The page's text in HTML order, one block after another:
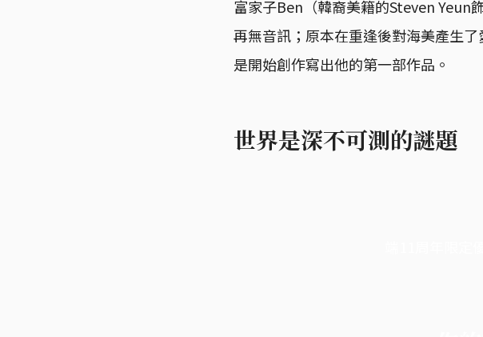
富家子Ben（韓裔美籍的Steven Yeun
再無音訊；原本在重逢後對海美產生
是開始創作寫出他的第一部作品。
世界是深不可測的謎題